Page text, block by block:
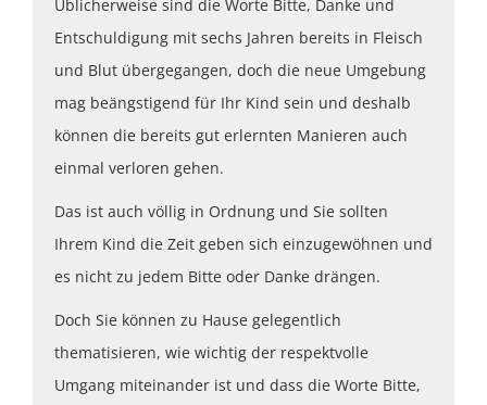
Üblicherweise sind die Worte Bitte, Danke und
Entschuldigung mit sechs Jahren bereits in Fleisch
und Blut übergegangen, doch die neue Umgebung
mag beängstigend für Ihr Kind sein und deshalb
können die bereits gut erlernten Manieren auch
einmal verloren gehen.
Das ist auch völlig in Ordnung und Sie sollten
Ihrem Kind die Zeit geben sich einzugewöhnen und
es nicht zu jedem Bitte oder Danke drängen.
Doch Sie können zu Hause gelegentlich
thematisieren, wie wichtig der respektvolle
Umgang miteinander ist und dass die Worte Bitte,